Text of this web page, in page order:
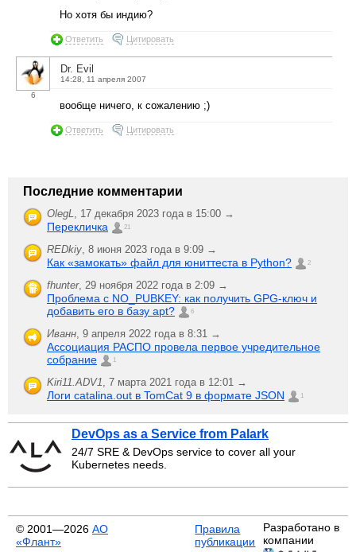
Но хотя бы индию?
Ответить Цитировать
6
Dr. Evil
14:28, 11 апреля 2007
вообще ничего, к сожалению ;)
Ответить Цитировать
Последние комментарии
OlegL 17 декабря 2023 года в 15:00 →
Перекличка 21
REDkiy 8 июня 2023 года в 9:09 →
Как «замокать» файл для юниттеста в Python? 2
fhunter, 29 ноября 2022 года в 2:09 →
Проблема с NO_PUBKEY: как получить GPG-ключ и
добавить его в базу apt?
6
Иванн 9 апреля 2022 года в 8:31 →
Ассоциация РАСПО провела первое учредительное
собрание
1
Kiri11.ADV1 7 марта 2021 года в 12:01 →
Логи catalina.out в TomCat 9 в формате JSON 1
DevOps as a Service from Palark
24/7 SRE & DevOps service to cover all your
Kubernetes needs.
© 2001—2026 АО
«Флант»
Правила
публикации
Разработано в
компании